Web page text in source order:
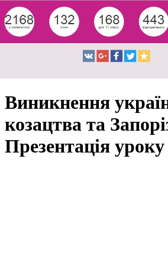
Виникнення
козацтва та
Презентація уроку